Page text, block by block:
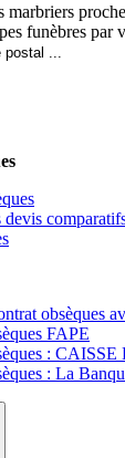
marbriers
funèbres par
devis
obsèques
FAPE
:
: La